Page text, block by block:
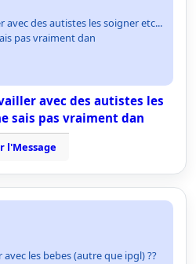
des autistes les soigner etc...
pas vraiment dan
avec des autistes les
sais pas vraiment dan
l'Message
les bebes (autre que ipgl) ??